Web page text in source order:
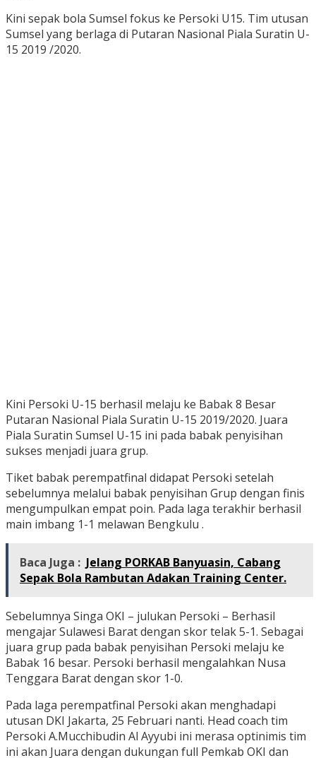
Kini sepak bola Sumsel fokus ke Persoki U15. Tim utusan
Sumsel yang berlaga di Putaran Nasional Piala Suratin U-
15 2019 /2020.
Kini Persoki U-15 berhasil melaju ke Babak 8 Besar
Putaran Nasional Piala Suratin U-15 2019/2020. Juara
Piala Suratin Sumsel U-15 ini pada babak penyisihan
sukses menjadi juara grup.
Tiket babak perempatfinal didapat Persoki setelah
sebelumnya melalui babak penyisihan Grup dengan finis
mengumpulkan empat poin. Pada laga terakhir berhasil
main imbang 1-1 melawan Bengkulu .
Baca Juga : Jelang PORKAB Banyuasin, Cabang
Sepak Bola Rambutan Adakan Training Center.
Sebelumnya Singa OKI – julukan Persoki – Berhasil
mengajar Sulawesi Barat dengan skor telak 5-1. Sebagai
juara grup pada babak penyisihan Persoki melaju ke
Babak 16 besar. Persoki berhasil mengalahkan Nusa
Tenggara Barat dengan skor 1-0.
Pada laga perempatfinal Persoki akan menghadapi
utusan DKI Jakarta, 25 Februari nanti. Head coach tim
Persoki A.Mucchibudin Al Ayyubi ini merasa optinimis tim
ini akan Juara dengan dukungan full Pemkab OKI dan